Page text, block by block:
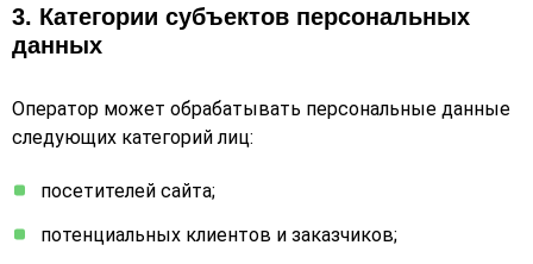
3. Категории субъектов персональных
данных
Оператор может обрабатывать персональные данные
следующих категорий лиц:
посетителей сайта;
потенциальных клиентов и заказчиков;